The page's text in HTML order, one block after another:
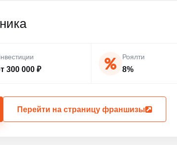
300 000 ₽
Роялти
8%
Перейти на страницу франшизы